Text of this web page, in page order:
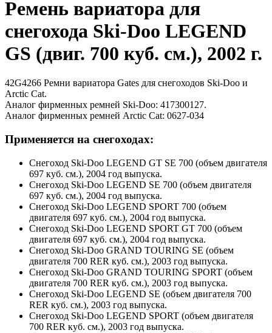
Ремень вариатора для
снегохода Ski-Doo LEGEND
GS (двиг. 700 куб. см.), 2002 г.
42G4266 Ремни вариатора Gates для снегоходов Ski-Doo и
Arctic Cat.
Аналог фирменных ремней Ski-Doo: 417300127.
Аналог фирменных ремней Arctic Cat: 0627-034
Применяется на снегоходах:
Снегоход Ski-Doo LEGEND GT SE 700 (объем двигателя
697 куб. см.), 2004 год выпуска.
Снегоход Ski-Doo LEGEND SE 700 (объем двигателя
697 куб. см.), 2004 год выпуска.
Снегоход Ski-Doo LEGEND SPORT 700 (объем
двигателя 697 куб. см.), 2004 год выпуска.
Снегоход Ski-Doo LEGEND SPORT GT 700 (объем
двигателя 697 куб. см.), 2004 год выпуска.
Снегоход Ski-Doo GRAND TOURING SE (объем
двигателя 700 RER куб. см.), 2003 год выпуска.
Снегоход Ski-Doo GRAND TOURING SPORT (объем
двигателя 700 RER куб. см.), 2003 год выпуска.
Снегоход Ski-Doo LEGEND SE (объем двигателя 700
RER куб. см.), 2003 год выпуска.
Снегоход Ski-Doo LEGEND SPORT (объем двигателя
700 RER куб. см.), 2003 год выпуска.